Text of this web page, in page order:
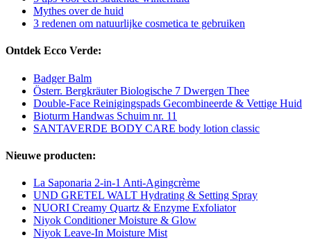
Mythes over de huid
3 redenen om natuurlijke cosmetica te gebruiken
Ontdek Ecco Verde:
Badger Balm
Österr. Bergkräuter Biologische 7 Dwergen Thee
Double-Face Reinigingspads Gecombineerde & Vettige Huid
Bioturm Handwas Schuim nr. 11
SANTAVERDE BODY CARE body lotion classic
Nieuwe producten:
La Saponaria 2-in-1 Anti-Agingcrème
UND GRETEL WALT Hydrating & Setting Spray
NUORI Creamy Quartz & Enzyme Exfoliator
Niyok Conditioner Moisture & Glow
Niyok Leave-In Moisture Mist